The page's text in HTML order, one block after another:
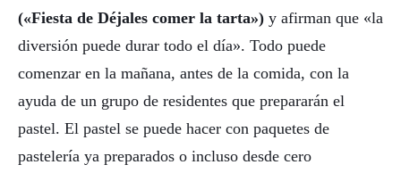
(«Fiesta de Déjales comer la tarta») y afirman que «la
diversión puede durar todo el día». Todo puede
comenzar en la mañana, antes de la comida, con la
ayuda de un grupo de residentes que prepararán el
pastel. El pastel se puede hacer con paquetes de
pastelería ya preparados o incluso desde cero